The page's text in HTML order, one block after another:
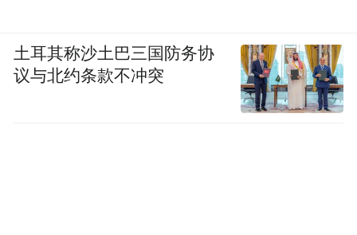
土耳其称沙土巴三国防务协
议与北约条款不冲突